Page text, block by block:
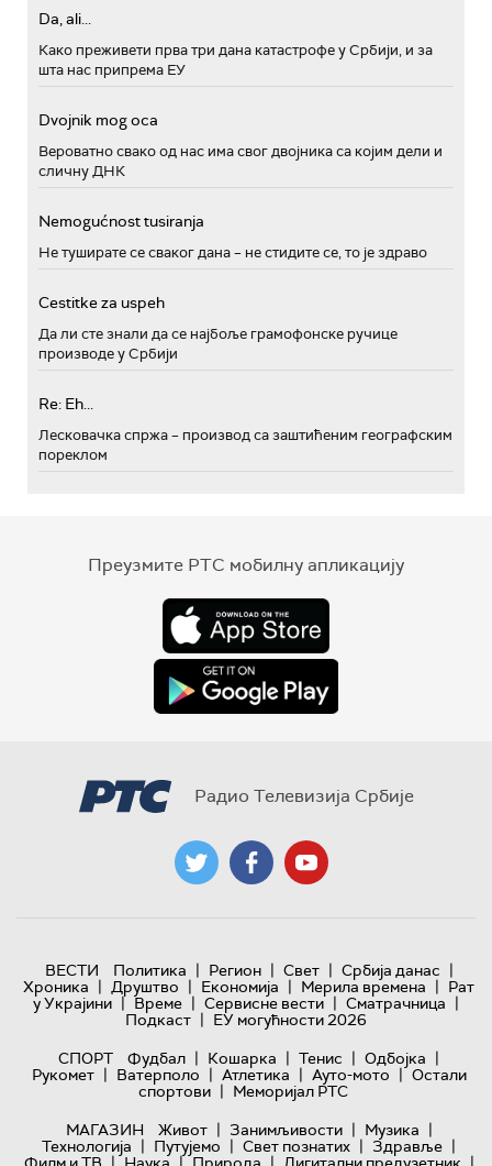
Da, ali...
Како преживети прва три дана катастрофе у Србији, и за
шта нас припрема ЕУ
Dvojnik mog oca
Вероватно свако од нас има свог двојника са којим дели и
сличну ДНК
Nemogućnost tusiranja
Не туширате се сваког дана – не стидите се, то је здраво
Cestitke za uspeh
Да ли сте знали да се најбоље грамофонске ручице
производе у Србији
Re: Eh...
Лесковачка спржа – производ са заштићеним географским
пореклом
Преузмите РТС мобилну апликацију
Радио Телевизија Србије
ВЕСТИ Политика | Регион | Свет | Србија данас |
Хроника | Друштво | Економија | Мерила времена | Рат
у Украјини | Време | Сервисне вести | Сматрачница |
Подкаст | ЕУ могућности 2026
СПОРТ
Фудбал | Кошарка | Тенис | Одбојка |
Рукомет | Ватерполо | Атлетика | Ауто-мото | Остали
спортови | Меморијал РТС
МАГАЗИН
Живот | Занимљивости | Музика |
Технологијa | Путујемо | Свет познатих | Здравље |